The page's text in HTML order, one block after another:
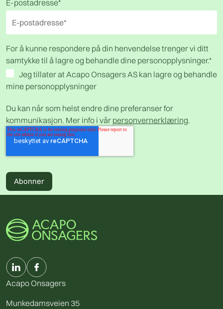
E-postadresse*
For å kunne respondere på din henvendelse trenger vi ditt
samtykke til å lagre og behandle dine personopplysninger.*
Jeg tillater at Acapo Onsagers AS kan lagre og behandle
mine personopplysninger
Du kan når som helst endre dine preferanser for
kommunikasjon. Mer info i vår personvernerklæring.
Acapo Onsagers
Munkedamsveien 35